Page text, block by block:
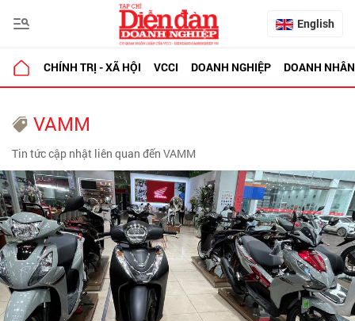
English
CHÍNH TRỊ - XÃ HỘI VCCI DOANH NGHIỆP DOANH NHÂN
VAMM
Tin tức cập nhật liên quan đến VAMM